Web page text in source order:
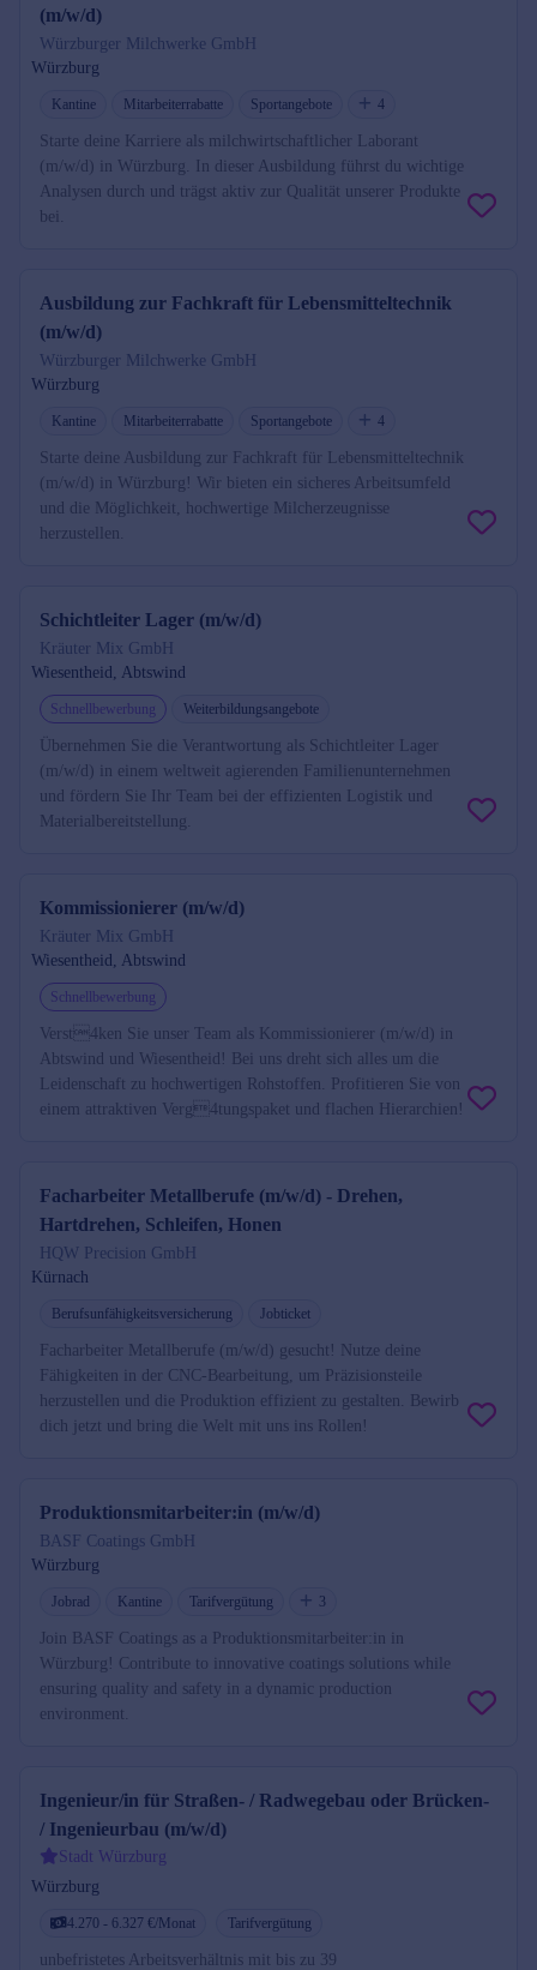
(m/w/d)
Würzburger Milchwerke GmbH
Würzburg
Kantine Mitarbeiterrabatte Sportangebote 4
Starte deine Karriere als milchwirtschaftlicher Laborant
(m/w/d) in Würzburg. In dieser Ausbildung führst du wichtige
Analysen durch und trägst aktiv zur Qualität unserer Produkte
bei.
Ausbildung zur Fachkraft für Lebensmitteltechnik
(m/w/d)
Würzburger Milchwerke GmbH
Würzburg
Kantine Mitarbeiterrabatte Sportangebote 4
Starte deine Ausbildung zur Fachkraft für Lebensmitteltechnik
(m/w/d) in Würzburg! Wir bieten ein sicheres Arbeitsumfeld
und die Möglichkeit, hochwertige Milcherzeugnisse
herzustellen.
Schichtleiter Lager (m/w/d)
Kräuter Mix GmbH
Wiesentheid, Abtswind
Schnellbewerbung Weiterbildungsangebote
Übernehmen Sie die Verantwortung als Schichtleiter Lager
(m/w/d) in einem weltweit agierenden Familienunternehmen
und fördern Sie Ihr Team bei der effizienten Logistik und
Materialbereitstellung.
Kommissionierer (m/w/d)
Kräuter Mix GmbH
Wiesentheid, Abtswind
Schnellbewerbung
Verst4ken Sie unser Team als Kommissionierer (m/w/d) in
Abtswind und Wiesentheid! Bei uns dreht sich alles um die
Leidenschaft zu hochwertigen Rohstoffen. Profitieren Sie von
einem attraktiven Verg4tungspaket und flachen Hierarchien!
Facharbeiter Metallberufe (m/w/d) - Drehen,
Hartdrehen, Schleifen, Honen
HQW Precision GmbH
Kürnach
Berufsunfähigkeitsversicherung Jobticket
Facharbeiter Metallberufe (m/w/d) gesucht! Nutze deine
Fähigkeiten in der CNC-Bearbeitung, um Präzisionsteile
herzustellen und die Produktion effizient zu gestalten. Bewirb
dich jetzt und bring die Welt mit uns ins Rollen!
Produktionsmitarbeiter:in (m/w/d)
BASF Coatings GmbH
Würzburg
Jobrad Kantine Tarifvergütung 3
Join BASF Coatings as a Produktionsmitarbeiter:in in
Würzburg! Contribute to innovative coatings solutions while
ensuring quality and safety in a dynamic production
environment.
Ingenieur/in für Straßen- / Radwegebau oder Brücken-
/ Ingenieurbau (m/w/d)
Stadt Würzburg
Würzburg
4.270 - 6.327 €/Monat Tarifvergütung
unbefristetes Arbeitsverhältnis mit bis zu 39